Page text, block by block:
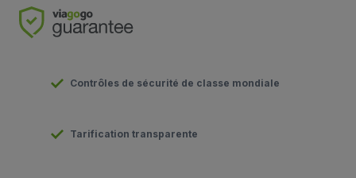
Contrôles de sécurité de classe mondiale
Tarification transparente